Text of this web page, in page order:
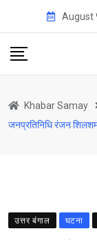
content
August
Khabar Samay
जनप्रतिनिधि रंजन
उत्तर बंगाल घटना